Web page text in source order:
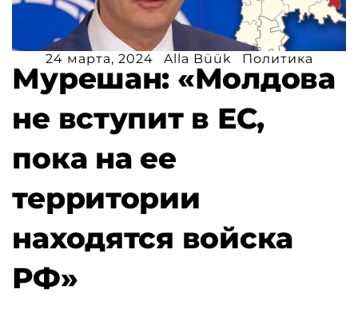
24 марта, 2024 Alla Büük Политика
Мурешан: «Молдова
не вступит в ЕС,
пока на ее
территории
находятся войска
РФ»